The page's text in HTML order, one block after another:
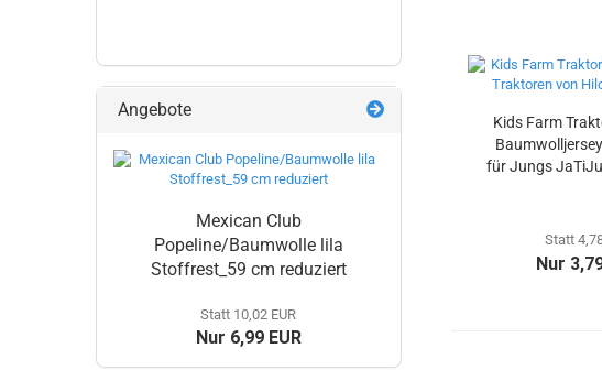
Kids Farm
für Jungs
Statt
Nur
Angebote
Mexican Club
Popeline/Baumwolle lila
Stoffrest_59 cm reduziert
Statt 10,02 EUR
Nur 6,99 EUR